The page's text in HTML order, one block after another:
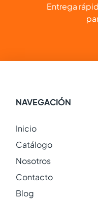
Entrega
NAVEGACIÓN
Inicio
Catálogo
Nosotros
Contacto
Blog